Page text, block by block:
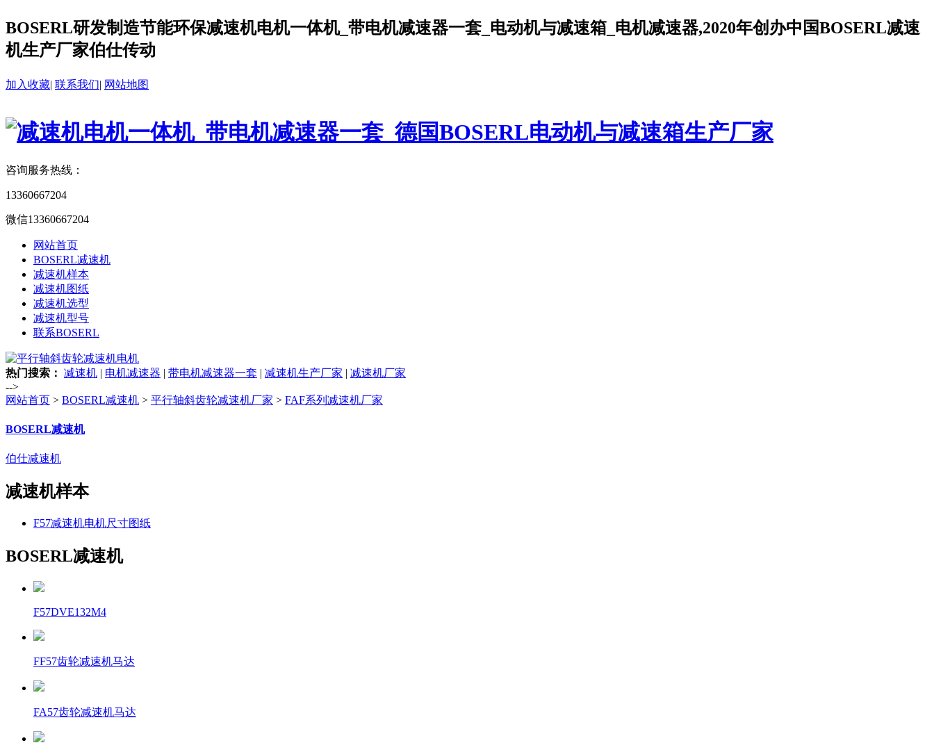
BOSERL研发制造节能环保减速机电机一体机_带电机减速器一套_电动机与减速箱_电机减速器,2020年创办中国BOSERL减速
机生产厂家伯仕传动
加入收藏| 联系我们| 网站地图
咨询服务热线：
13360667204
微信13360667204
网站首页
BOSERL减速机
减速机样本
减速机图纸
减速机选型
减速机型号
联系BOSERL
热门搜索： 减速机 | 电机减速器 | 带电机减速器一套 | 减速机生产厂家 | 减速机厂家
-->
网站首页 > BOSERL减速机 > 平行轴斜齿轮减速机厂家 > FAF系列减速机厂家
BOSERL减速机
伯仕减速机
减速机样本
F57减速机电机尺寸图纸
BOSERL减速机
F57DVE132M4
FF57齿轮减速机马达
FA57齿轮减速机马达